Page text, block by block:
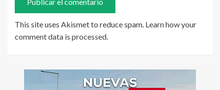
This site uses Akismet to reduce spam. Learn how your
comment data is processed